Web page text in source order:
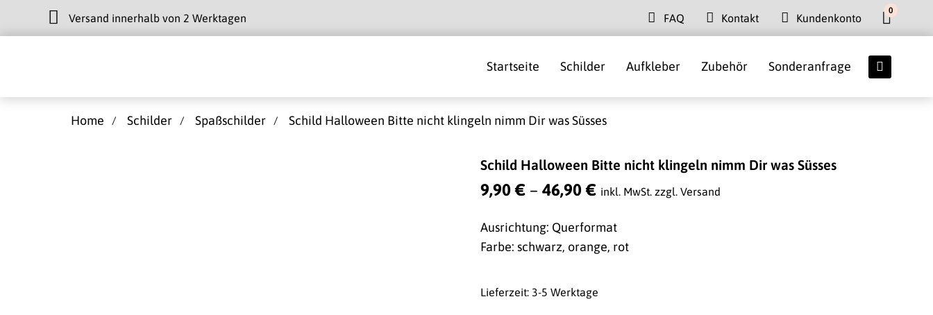
Versand innerhalb von 2 Werktagen FAQ Kontakt Kundenkonto
0
Startseite Schilder Aufkleber Zubehör Sonderanfrage
Home Schilder Spaßschilder Schild Halloween Bitte nicht klingeln nimm Dir was Süsses
Schild Halloween Bitte nicht klingeln nimm Dir was Süsses
9,90€ – 46,90€ inkl. MwSt. zzgl. Versand
Ausrichtung: Querformat
Farbe: schwarz, orange, rot
Lieferzeit: 3-5 Werktage